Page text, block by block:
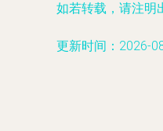
如若转载，请注明
更新时间：2026-